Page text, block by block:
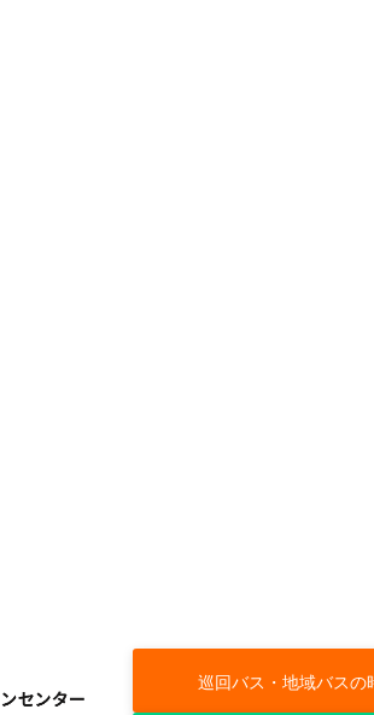
巡回バス・地域バスの